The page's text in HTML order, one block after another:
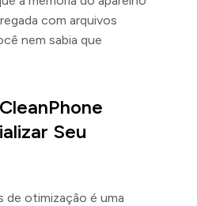
com arquivos
nem sabia que
Seu
de otimização é uma